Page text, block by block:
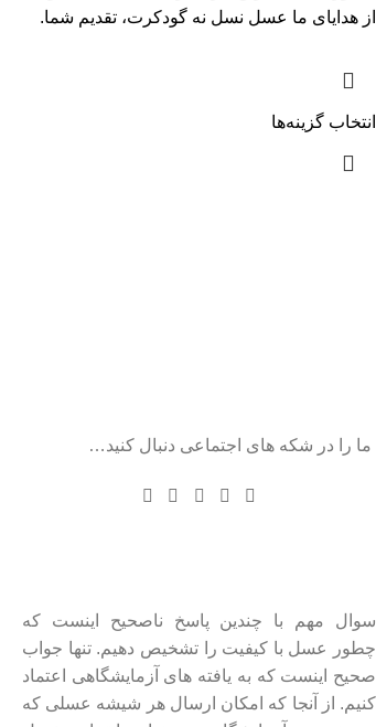
از هدایای ما عسل نسل نه گودکرت، تقدیم شما.
انتخاب گزینه‌ها
ما را در شکه های اجتماعی دنبال کنید…
سوال مهم با چندین پاسخ ناصحیح اینست که
چطور عسل با کیفیت را تشخیص دهیم. تنها جواب
صحیح اینست که به یافته های آزمایشگاهی اعتماد
کنیم. از آنجا که امکان ارسال هر شیشه عسلی که